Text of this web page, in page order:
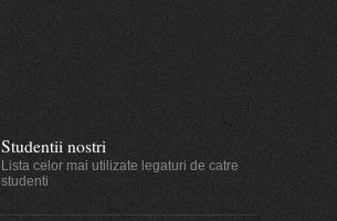
Studentii nostri
Lista celor mai utilizate legaturi de catre
studenti